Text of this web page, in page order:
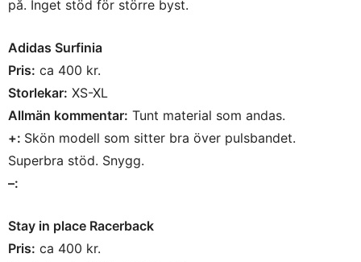
på. Inget stöd för större byst.
Adidas Surfinia
Pris: ca 400 kr.
Storlekar: XS-XL
Allmän kommentar: Tunt material som andas.
+: Skön modell som sitter bra över pulsbandet.
Superbra stöd. Snygg.
–:
Stay in place Racerback
Pris: ca 400 kr.